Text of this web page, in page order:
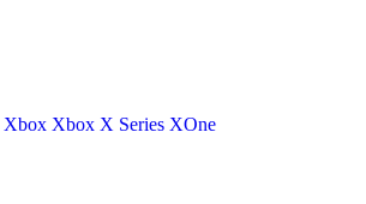
Xbox Xbox X Series XOne